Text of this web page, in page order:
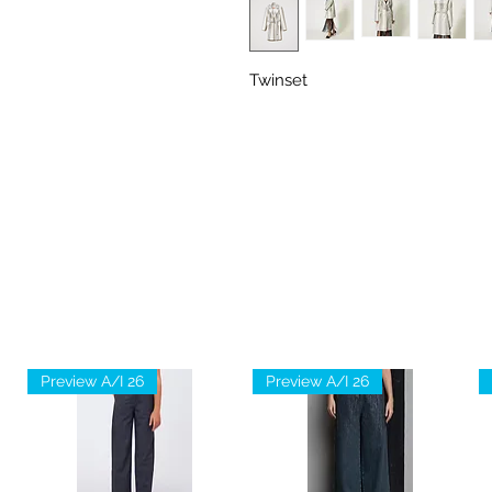
Twinset
Preview A/I 26 Preview A/I 26